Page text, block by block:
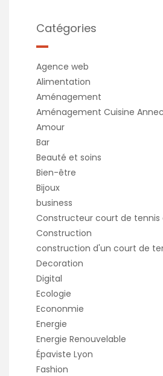
Catégories
Agence web
Alimentation
Aménagement
Aménagement Cuisine
Amour
Bar
Beauté et soins
Bien-être
Bijoux
business
Constructeur court de tennis
Construction
construction d'un court de
Decoration
Digital
Ecologie
Econonmie
Energie
Energie Renouvelable
Épaviste Lyon
Fashion